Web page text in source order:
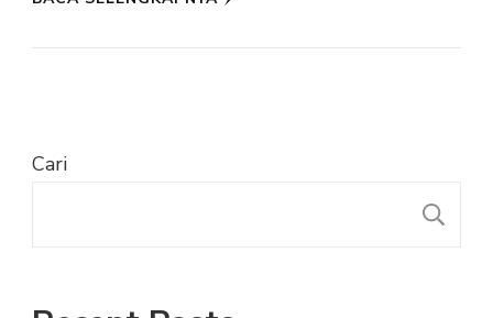
Cari